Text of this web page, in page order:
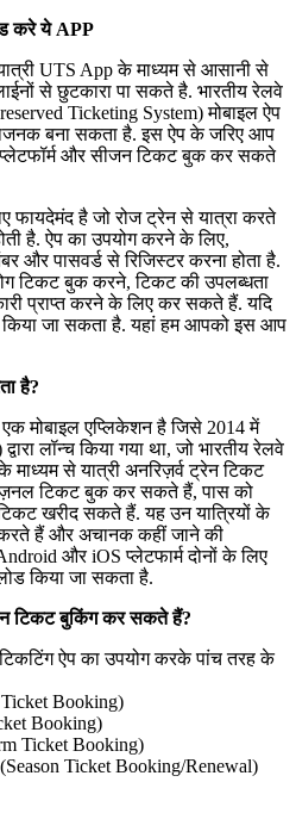
करे ये APP
UTS App के माध्यम से आसानी से
से छुटकारा पा सकते है. भारतीय रेलवे
Ticketing System) मोबाइल ऐप
बना सकता है. इस ऐप के जरिए आप
प्लेटफॉर्म और सीजन टिकट बुक कर सकते
फायदेमंद है जो रोज ट्रेन से यात्रा करते
है. ऐप का उपयोग करने के लिए,
और पासवर्ड से रिजिस्टर करना होता है.
टिकट बुक करने, टिकट की उपलब्धता
प्राप्त करने के लिए कर सकते हैं. यदि
जा सकता है. यहां हम आपको इस आप
है?
मोबाइल एप्लिकेशन है जिसे 2014 में
लॉन्च किया गया था, जो भारतीय रेलवे
से यात्री अनरिज़र्व ट्रेन टिकट
टिकट बुक कर सकते हैं, पास को
खरीद सकते हैं. यह उन यात्रियों के
हैं और अचानक कहीं जाने की
और iOS प्लेटफार्म दोनों के लिए
किया जा सकता है.
टिकट बुकिंग कर सकते हैं?
ऐप का उपयोग करके पांच तरह के
Booking)
Booking)
Ticket Booking)
Ticket Booking/Renewal)